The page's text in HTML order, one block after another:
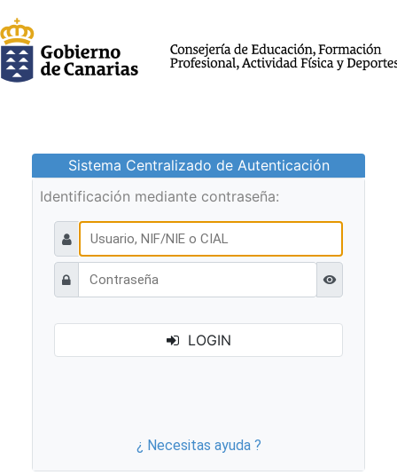
Sistema Centralizado de Autenticación
Identificación mediante contraseña:
Ver
LOGIN
¿ Necesitas ayuda ?